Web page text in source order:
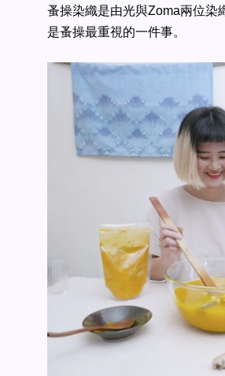
蚤操染織是由光與Zoma兩位染
是蚤操最重視的一件事。